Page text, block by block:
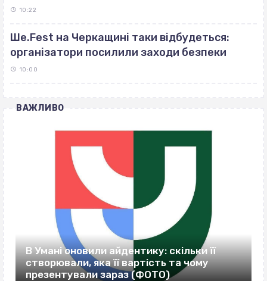
10:22
Ше.Fest на Черкащині таки відбудеться:
організатори посилили заходи безпеки
10:00
ВАЖЛИВО
В Умані оновили айдентику: скільки її
створювали, яка її вартість та чому
презентували зараз (ФОТО)